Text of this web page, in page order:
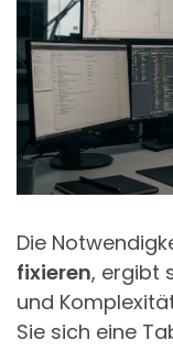
Die
fixieren, ergibt
und
Sie sich eine